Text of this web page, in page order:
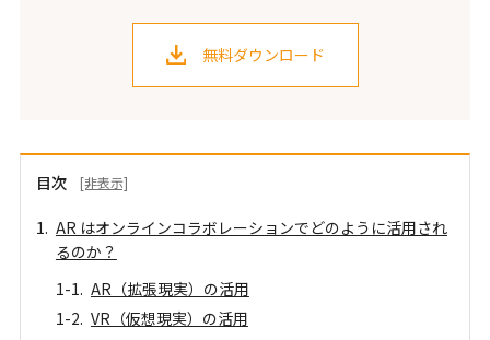
無料ダウンロード
目次 [非表示]
AR はオンラインコラボレーションでどのように活用され
るのか？
AR（拡張現実）の活用
VR（仮想現実）の活用